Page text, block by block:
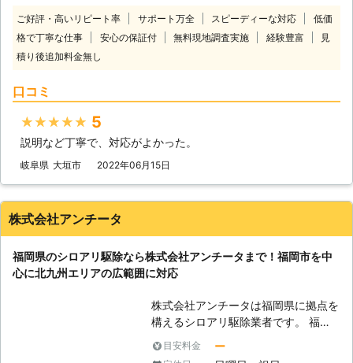
ならず定期的な薬剤配布による対策が
重要になってきます。シロアリ110番
ラン※セットならではの特別価格 この
ように弊社ならではの特別サービスで
せください。 ■全国対応！お電話一
直営店・協力店を含め、全国に対応し
ば、当日もしくは翌日に無料調査に伺
います。 また年中無休で対応してい
るため、土日祝日などお客様のご都合
一を心がけてシロアリ駆除をおこない
ますので、お困りの際は何時でもご相
談ください。 ※「宮城県」「広島県」
■ロイ株式会社シロアリ駆除 弊社で
は過去に多くのシロアリ駆除に対応し
てまいりました。 実績については下
記の通りです。 【過去施工事例一
ご好評・高いリピート率 サポート万全 スピーディーな対応
低価
格で丁寧な仕事
安心の保証付 無料現地調査実施 経験豊富
見
積り後追加料金無し
口コミ
★★★★★ 5
説明など丁寧で、対応がよかった。
岐阜県 大垣市 2022年06月15日
株式会社アンチータ
福岡県のシロアリ駆除なら株式会社アンチータまで！福岡市を中
心に北九州エリアの広範囲に対応
株式会社アンチータは福岡県に拠点を
構えるシロアリ駆除業者です。 福岡
市を中心に筑紫野市、春日市、大野城
市など九州北部のエリアに対応してお
目安料金 ー